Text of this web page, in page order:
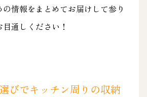
情報をまとめてお届けして参り
通しください！
びでキッチン周りの収納